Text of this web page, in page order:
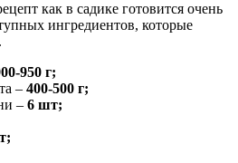
как в садике готовится очень
ингредиентов, которые
950 г;
– 400-500 г;
– 6 шт;